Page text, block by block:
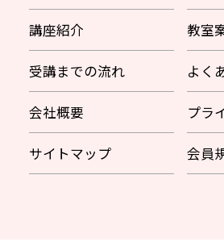
講座紹介 教室
受講までの流れ よく
会社概要 プラ
サイトマップ 会員